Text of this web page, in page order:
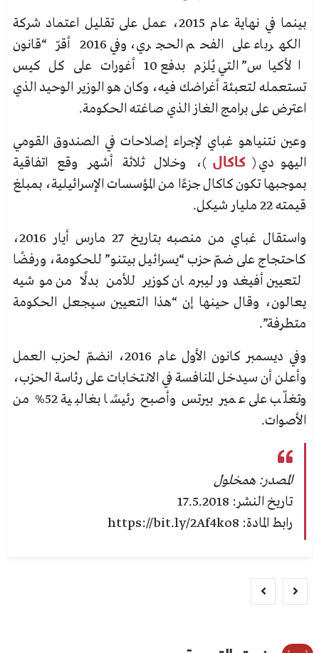
بينما في نهاية عام 2015، عمل على تقليل اعتماد شركة
الكهرباء على الفحم الحجري، وفي 2016 أقرّ “قانون
الأكياس” التي يُلزم بدفع 10 أغورات على كل كيس
تستعمله لتعبئة أغراضك فيه، وكان هو الوزير الوحيد الذي
اعترض على برامج الغاز الذي صاغته الحكومة.
وعين نتنياهو غباي لإجراء إصلاحات في الصندوق القومي
اليهودي ( كاكال )، وخلال ثلاثة أشهر وقع اتفاقية
بموجبها تكون كاكال جزءًا من المؤسسات الإسرائيلية، بمبلغ
قيمته 22 مليار شيكل.
واستقال غباي من منصبه بتاريخ 27 مارس أيار 2016،
كاحتجاج على ضمّ حزب “يسرائيل بيتنو” للحكومة، ورفضًا
لتعيين أفيغدور ليبرمان كوزير للأمن بدلًا من موشيه
يعالون، وقال حينها إن “هذا التعيين سيجعل الحكومة
متطرفة”.
وفي ديسمبر كانون الأول عام 2016، انضمّ لحزب العمل
وأعلن أن سيدخل المنافسة في الانتخابات على رئاسة الحزب،
وتغلّب على عمير بيرتس وأصبح رئيسًا بغالبية 52% من
الأصوات.
المصدر: همخلول
تاريخ النشر: 17.5.2018
رابط المادة: https://bit.ly/2Af4ko8